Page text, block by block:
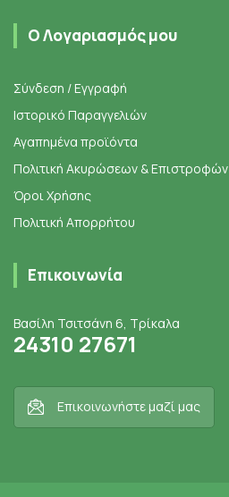
Ο Λογαριασμός μου
Σύνδεση / Εγγραφή
Ιστορικό Παραγγελιών
Αγαπημένα προϊόντα
Πολιτική Ακυρώσεων & Επιστροφών
Όροι Χρήσης
Πολιτική Απορρήτου
Επικοινωνία
Βασίλη Τσιτσάνη 6, Τρίκαλα
24310 27671
Επικοινωνήστε μαζί μας